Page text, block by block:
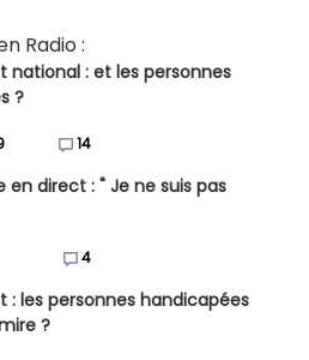
Radio :
national : et les personnes
?
14
en direct : " Je ne suis pas
4
: les personnes handicapées
?